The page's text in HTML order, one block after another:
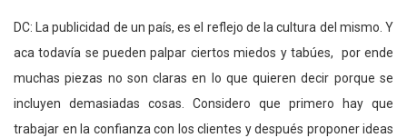
DC: La publicidad de un país, es el reflejo de la cultura del mismo. Y
aca todavía se pueden palpar ciertos miedos y tabúes, por ende
muchas piezas no son claras en lo que quieren decir porque se
incluyen demasiadas cosas. Considero que primero hay que
trabajar en la confianza con los clientes y después proponer ideas